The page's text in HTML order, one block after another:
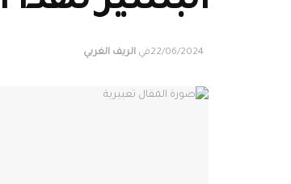
22/06/2024في الريف الغربي